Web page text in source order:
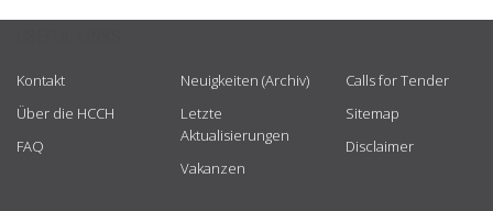
Kontakt
Über die HCCH
FAQ
Neuigkeiten (Archiv)
Letzte
Aktualisierungen
Vakanzen
Calls for Tender
Sitemap
Disclaimer